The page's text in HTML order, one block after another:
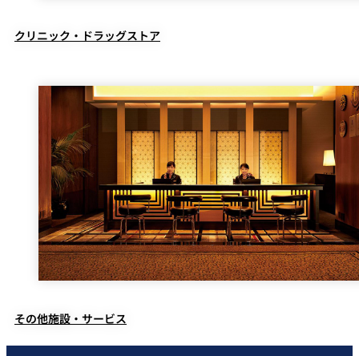
クリニック・ドラッグストア
その他施設・サービス